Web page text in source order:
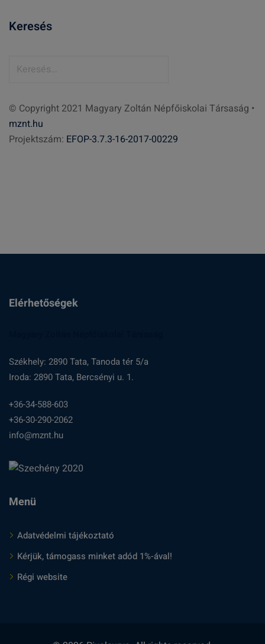
Keresés
e
s
é
© Copyright 2021 Magyary Zoltán Népfőiskolai Társaság •
mznt.hu
Projektszám: EFOP-3.7.3-16-2017-00229
Elérhetőségek
Székhely: 2890 Tata, Tanoda tér 5/a
Iroda: 2890 Tata, Bercsényi u. 1.
+36-34-588-603
+36-30-290-2062
info@mznt.hu
Menü
Adatvédelmi tájékoztató
Kérjük, támogass minket adód 1%-ával!
Régi website